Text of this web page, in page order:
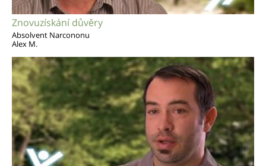
Znovuzískání důvěry
Absolvent Narcononu
Alex M.